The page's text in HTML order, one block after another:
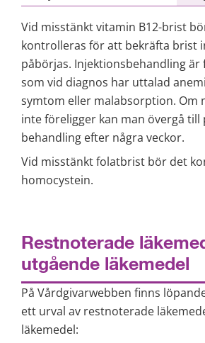
Vid misstänkt vitamin B12-brist
kontrolleras för att bekräfta brist
påbörjas. Injektionsbehandling
som vid diagnos har uttalad
symtom eller malabsorption. Om
inte föreligger kan man övergå till
behandling efter några veckor.
Vid misstänkt folatbrist bör det
homocystein.
Restnoterade
utgående läkemedel
På Vårdgivarwebben finns
ett urval av restnoterade
läkemedel: